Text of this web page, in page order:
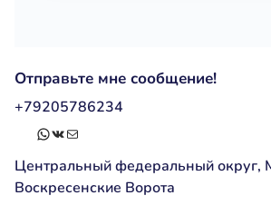
Отправьте мне сообщение!
+79205786234
WhatsApp ВКонтакте Почта
Центральный федеральный округ,
Воскресенские Ворота